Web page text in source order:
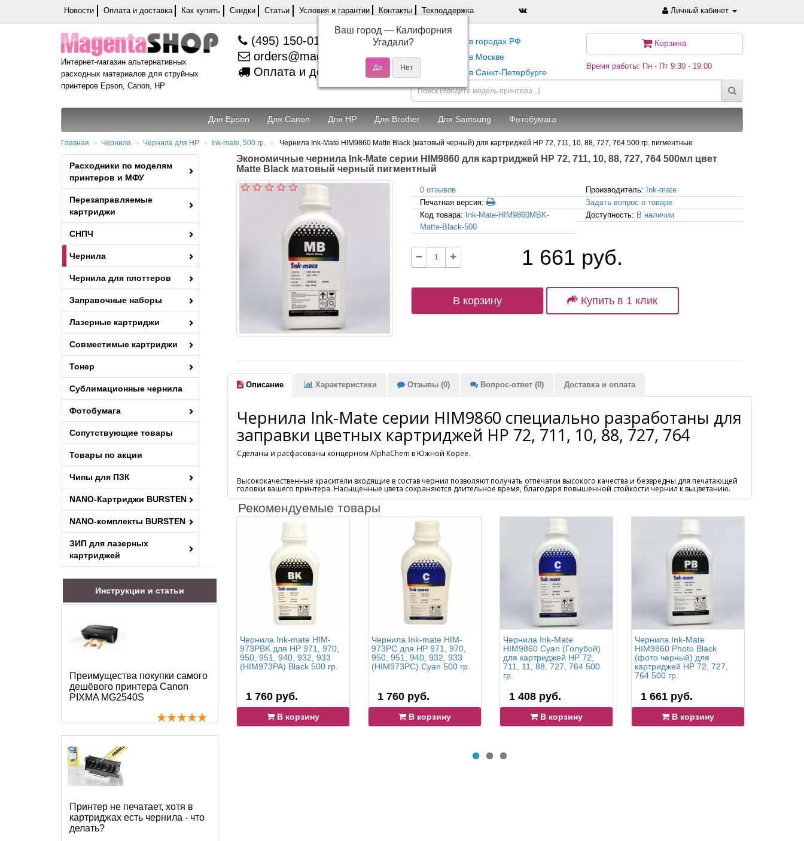
Новости Оплата и доставка Как купить Скидки Статьи Условия и гарантии Контакты Техподдержка Личный кабинет
Интернет-магазин альтернативных
расходных материалов для струйных
принтеров Epson, Canon, HP
(495) 150-01-37
orders@magentashop.ru
Оплата и доставка
Самовывоз в городах РФ
Самовывоз в Москве
Самовывоз в Санкт-Петербурге
Корзина
Время работы: Пн - Пт 9:30 - 19:00
Для Epson Для Canon Для HP Для Brother Для Samsung Фотобумага
Главная Чернила Чернила для HP Ink-mate, 500 гр. Чернила Ink-Mate HIM9860 Matte Black (матовый черный) для картриджей HP 72, 711, 10, 88, 727, 764 500 гр. пигментные
Расходники по моделям
принтеров и МФУ
Перезаправляемые
картриджи
СНПЧ
Чернила
Чернила для плоттеров
Заправочные наборы
Лазерные картриджи
Совместимые картриджи
Тонер
Сублимационные чернила
Фотобумага
Сопутствующие товары
Товары по акции
Чипы для ПЗК
NANO-Картриджи BURSTEN
NANO-комплекты BURSTEN
ЗИП для лазерных
картриджей
Инструкции и статьи
Преимущества покупки самого
дешёвого принтера Canon
PIXMA MG2540S
Принтер не печатает, хотя в
картриджах есть чернила - что
делать?
Экономичные чернила Ink-Mate серии HIM9860 для картриджей HP 72, 711, 10, 88, 727, 764 500мл цвет
Matte Black матовый черный пигментный
0 отзывов Производитель: Ink-mate
Печатная версия:
Задать вопрос о товаре
Код товара: Ink-Mate-HIM9860MBK-
Matte-Black-500
Доступность: В наличии
1 661 руб.
В корзину Купить в 1 клик
Описание Характеристики Отзывы (0) Вопрос-ответ (0) Доставка и оплата
Чернила Ink-Mate серии HIM9860 специально разработаны для
заправки цветных картриджей HP 72, 711, 10, 88, 727, 764
Сделаны и расфасованы концерном AlphaChem в Южной Корее.
Высококачественные красители входящие в состав чернил позволяют получать отпечатки высокого качества и безвредны для печатающей
головки вашего принтера. Насыщенные цвета сохраняются длительное время, благодаря повышенной стойкости чернил к выцветанию.
Рекомендуемые товары
Чернила Ink-mate HIM-
973PBK для HP 971, 970,
950, 951, 940, 932, 933
(HIM973PA) Black 500 гр.
1 760 руб.
В корзину
Чернила Ink-mate HIM-
973PC для HP 971, 970,
950, 951, 940, 932, 933
(HIM973PC) Cyan 500 гр.
1 760 руб.
В корзину
Чернила Ink-Mate
HIM9860 Cyan (Голубой)
для картриджей HP 72,
711, 11, 88, 727, 764 500
гр.
1 408 руб.
В корзину
Чернила Ink-Mate
HIM9860 Photo Black
(фото черный) для
картриджей HP 72, 727,
764 500 гр.
1 661 руб.
В корзину
Ваш город — Калифорния
Угадали?